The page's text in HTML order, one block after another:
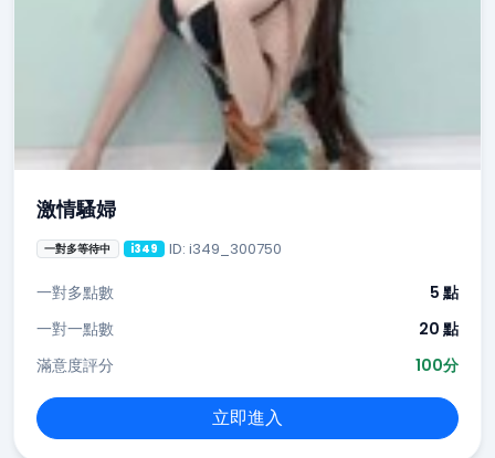
激情騷婦
一對多等待中 i349 ID: i349_300750
一對多點數
5 點
一對一點數
20 點
滿意度評分
100分
立即進入